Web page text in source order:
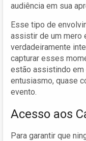
audiência em sua
Esse tipo de
assistir de um mero
verdadeiramente
capturar esses
estão assistindo em
entusiasmo, quase
evento.
Acesso aos
Para garantir que